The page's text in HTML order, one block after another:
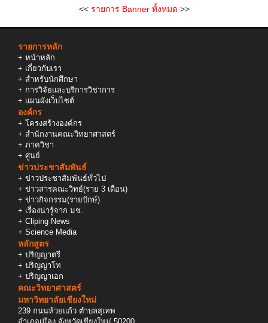
<< รายการ Banner ทั้งหมด >>
รายการหลัก
+ หน้าหลัก
+ เกี่ยวกับเรา
+ สำหรับนักศึกษา
+ การวิจัยและบริการวิชาการ
+ แผนผังเว็บไซต์
องค์กร
+ โครงสร้างองค์กร
+ สำนักงานคณะวิทยาศาสตร์
+ ภาควิชา
+ ศูนย์
ข่าวประชาสัมพันธ์
+ ข่าวประชาสัมพันธ์ทั่วไป
+ ข่าวสารคณะวิทย์(ราย 3 เดือน)
+ ข่าวกิจกรรม(รายปักษ์)
+ เรื่องน่ารู้จาก มช.
+ Cliping News
+ Science Media
หลักสูตร
+ ปริญญาตรี
+ ปริญญาโท
+ ปริญญาเอก
คณะวิทยาศาสตร์
มหาวิทยาลัยเชียงใหม่
239 ถนนห้วยแก้ว ตำบลสุเทพ